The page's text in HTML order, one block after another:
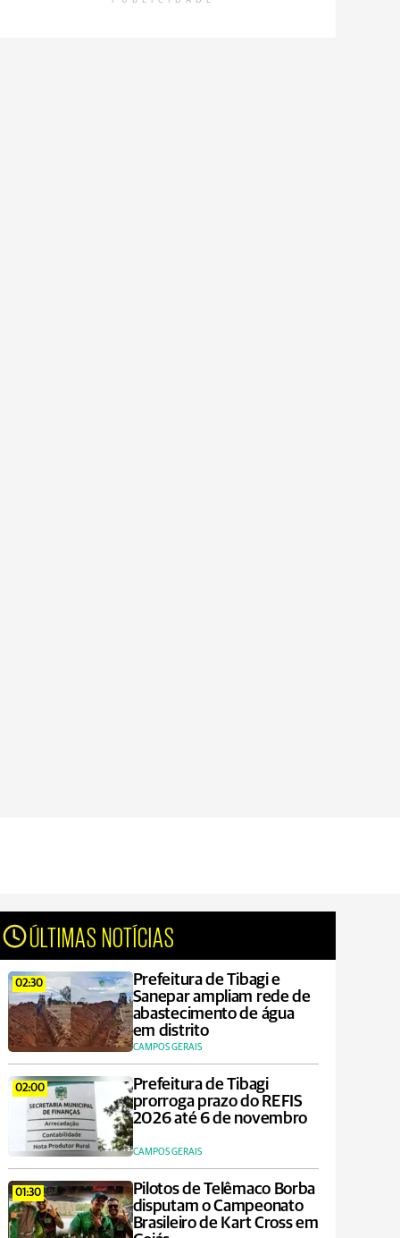
ÚLTIMAS NOTÍCIAS
02:30
Prefeitura de Tibagi e
Sanepar ampliam rede de
abastecimento de água
em distrito
CAMPOS GERAIS
02:00
Prefeitura de Tibagi
prorroga prazo do REFIS
2026 até 6 de novembro
CAMPOS GERAIS
01:30
Pilotos de Telêmaco Borba
disputam o Campeonato
Brasileiro de Kart Cross em